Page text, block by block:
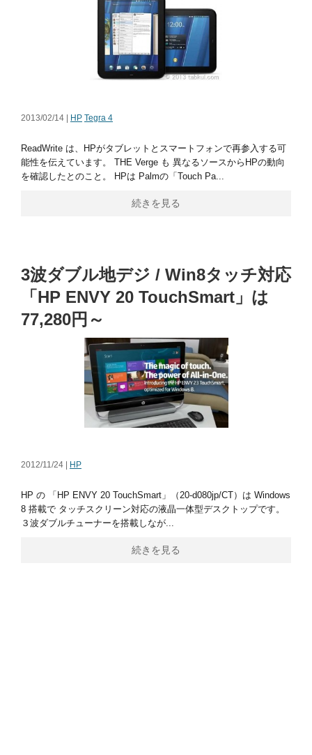
2013/02/14 | HP Tegra 4
ReadWrite は、HPがタブレットとスマートフォンで再参入する可
能性を伝えています。 THE Verge も 異なるソースからHPの動向
を確認したとのこと。 HPは Palmの「Touch Pa...
続きを見る
3波ダブル地デジ / Win8タッチ対応
「HP ENVY 20 TouchSmart」は
77,280円～
2012/11/24 | HP
HP の 「HP ENVY 20 TouchSmart」（20-d080jp/CT）は Windows
8 搭載で タッチスクリーン対応の液晶一体型デスクトップです。
３波ダブルチューナーを搭載しなが...
続きを見る